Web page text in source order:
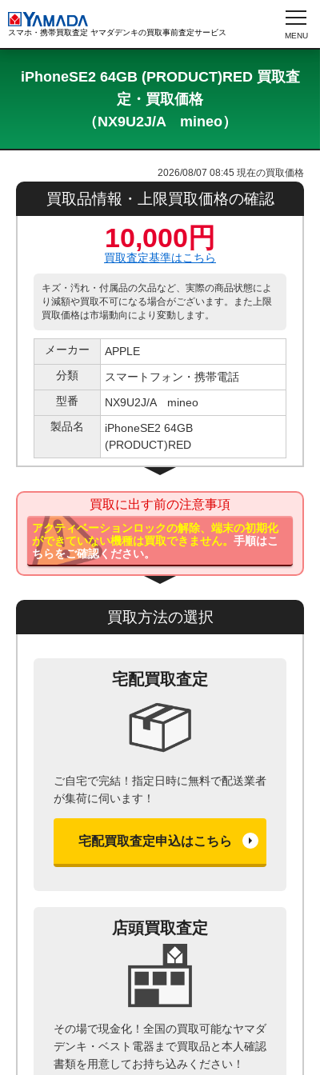
スマホ・携帯買取査定 ヤマダデンキの買取事前査定サービス
iPhoneSE2 64GB (PRODUCT)RED 買取査
定・買取価格
（NX9U2J/A mineo）
2026/08/07 08:45 現在の買取価格
買取品情報・上限買取価格の確認
10,000円
買取査定基準はこちら
キズ・汚れ・付属品の欠品など、実際の商品状態によ
り減額や買取不可になる場合がございます。また上限
買取価格は市場動向により変動します。
メーカー
APPLE
分類
スマートフォン・携帯電話
型番
NX9U2J/A mineo
製品名
iPhoneSE2 64GB
(PRODUCT)RED
買取に出す前の注意事項
アクティベーションロックの解除、端末の初期化
ができていない機種は買取できません。手順はこ
ちらをご確認ください。
買取方法の選択
宅配買取査定
ご自宅で完結！指定日時に無料で配送業者
が集荷に伺います！
宅配買取査定申込はこちら
店頭買取査定
その場で現金化！全国の買取可能なヤマダ
デンキ・ベスト電器まで買取品と本人確認
書類を用意してお持ち込みください！